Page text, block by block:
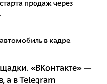
продаж через
в кадре.
«ВКонтакте» —
а в Telegram